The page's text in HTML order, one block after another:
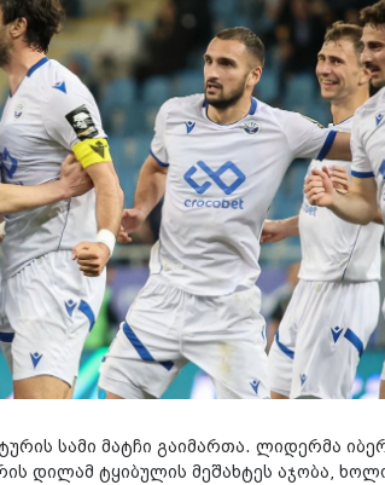
სამი მატჩი გაიმართა. ლიდერმა
დილამ ტყიბულის მეშახტეს აჯობა,